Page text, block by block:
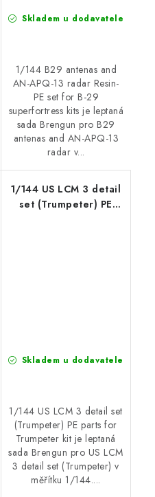
Skladem u dodavatele
1/144 B29 antenas and
AN-APQ-13 radar Resin-
PE set for B-29
superfortress kits je leptaná
sada Brengun pro B29
antenas and AN-APQ-13
radar v...
1/144 US LCM 3 detail
set (Trumpeter) PE
Skladem u dodavatele
1/144 US LCM 3 detail set
(Trumpeter) PE parts for
Trumpeter kit je leptaná
sada Brengun pro US LCM
3 detail set (Trumpeter) v
měřítku 1/144....